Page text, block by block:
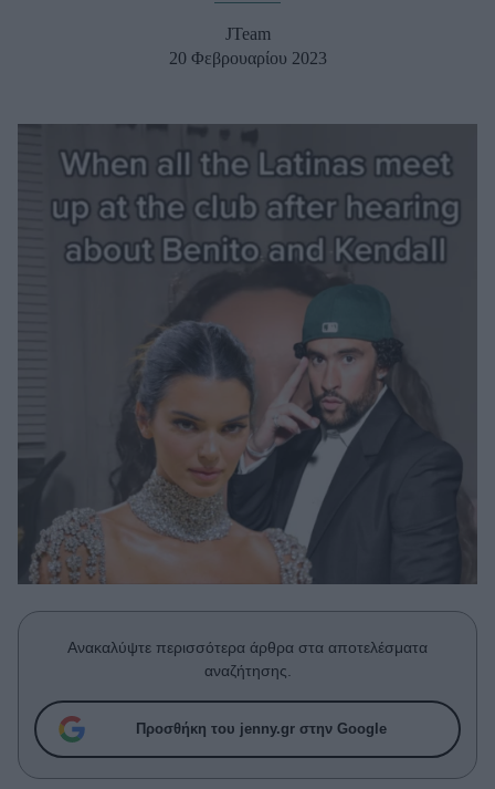
Well being
Ψυχολογία
Woman Power
Πρόσωπα
Συνεντεύξεις
Ask the Guru
Success Stories
JTeam
20 Φεβρουαρίου 2023
Ανακαλύψτε περισσότερα άρθρα στα αποτελέσματα
αναζήτησης.
Προσθήκη του jenny.gr στην Google